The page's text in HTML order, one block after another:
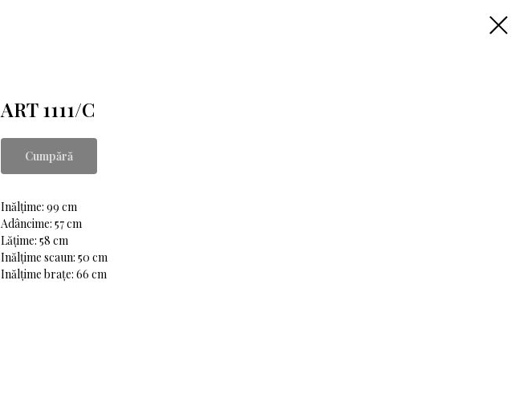
ART 1111/C
Cumpără
Inălțime: 99 cm
Adâncime: 57 cm
Lățime: 58 cm
Inălțime scaun: 50 cm
Inălțime brațe: 66 cm